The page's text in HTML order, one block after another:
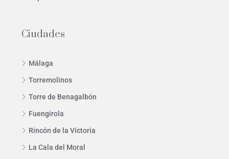
Ciudades
Málaga
Torremolinos
Torre de Benagalbón
Fuengirola
Rincón de la Victoria
La Cala del Moral